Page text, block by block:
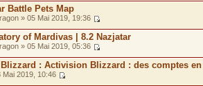
Battle Pets Map
» 05 Mai 2019, 19:36
of Mardivas | 8.2 Nazjatar
» 05 Mai 2019, 05:36
: Activision Blizzard : des comptes
Mai 2019, 10:46